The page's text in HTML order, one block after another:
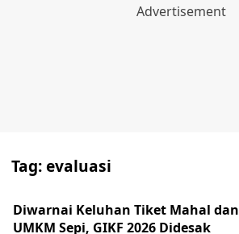
Tag:evaluasi
Diwarnai Keluhan Tiket Mahal dan
UMKM Sepi, GIKF 2026 Didesak